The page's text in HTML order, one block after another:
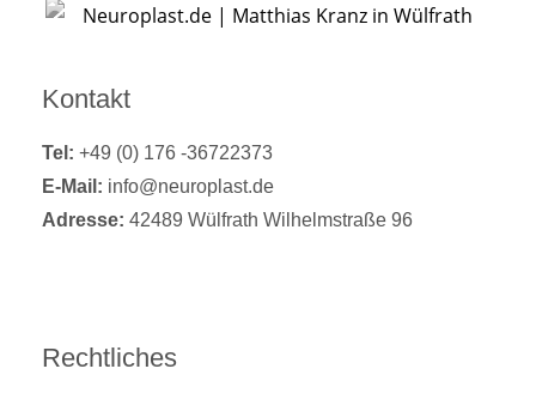
Kontakt
Tel: +49 (0) 176 -36722373
E-Mail: info@neuroplast.de
Adresse: 42489 Wülfrath Wilhelmstraße 96
Rechtliches